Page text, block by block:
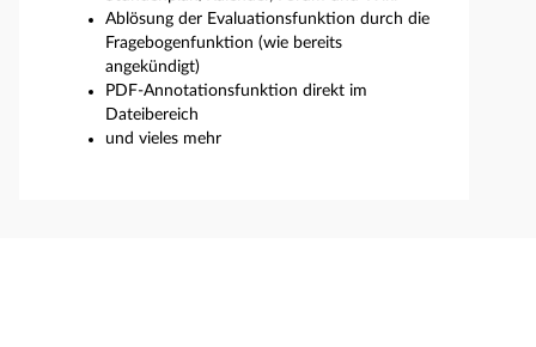
Ablösung der Evaluationsfunktion durch die
Fragebogenfunktion (wie bereits
angekündigt)
PDF-Annotationsfunktion direkt im
Dateibereich
und vieles mehr